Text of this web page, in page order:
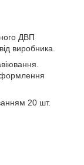
ДВП
виробника.
20 шт.